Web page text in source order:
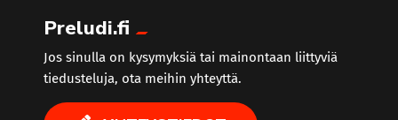
Preludi.fi
Jos sinulla on kysymyksiä tai mainontaan liittyviä
tiedusteluja, ota meihin yhteyttä.